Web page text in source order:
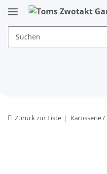
Zurück zur Liste Karosserie /